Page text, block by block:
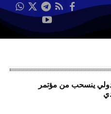
ينسحب من مؤتمر